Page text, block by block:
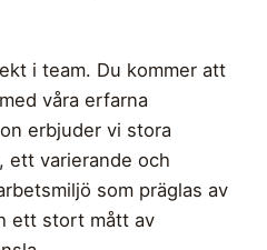
i team. Du kommer att
våra erfarna
erbjuder vi stora
ett varierande och
som präglas av
ett stort mått av